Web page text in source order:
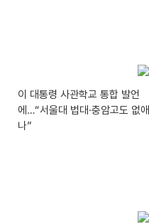
이 대통령 사관학교 통합 발언
에…“서울대 법대·충암고도 없애
나”